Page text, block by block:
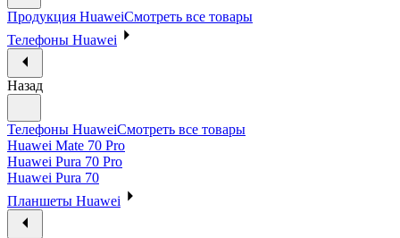
Продукция HuaweiСмотреть все товары
Телефоны Huawei
Назад
Телефоны HuaweiСмотреть все товары
Huawei Mate 70 Pro
Huawei Pura 70 Pro
Huawei Pura 70
Планшеты Huawei